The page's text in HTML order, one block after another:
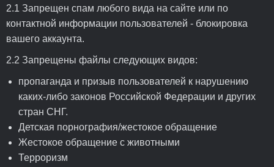
2.1 Запрещен спам любого вида на сайте или по
контактной информации пользователей - блокировка
вашего аккаунта.
2.2 Запрещены файлы следующих видов:
пропаганда и призыв пользователей к нарушению
каких-либо законов Российской Федерации и других
стран СНГ.
Детская порнография/жестокое обращение
Жестокое обращение с животными
Терроризм